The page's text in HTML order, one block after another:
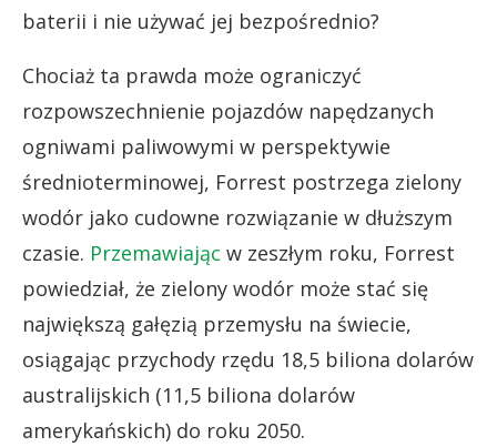
baterii i nie używać jej bezpośrednio?
Chociaż ta prawda może ograniczyć
rozpowszechnienie pojazdów napędzanych
ogniwami paliwowymi w perspektywie
średnioterminowej, Forrest postrzega zielony
wodór jako cudowne rozwiązanie w dłuższym
czasie. Przemawiając w zeszłym roku, Forrest
powiedział, że zielony wodór może stać się
największą gałęzią przemysłu na świecie,
osiągając przychody rzędu 18,5 biliona dolarów
australijskich (11,5 biliona dolarów
amerykańskich) do roku 2050.